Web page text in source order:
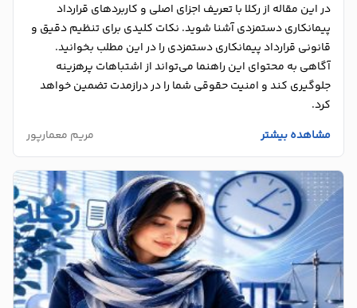
در این مقاله از رکلا با تعریف اجزای اصلی و کاربردهای قرارداد
پیمانکاری دستمزدی آشنا شوید. نکات کلیدی برای تنظیم دقیق و
قانونی قرارداد پیمانکاری دستمزدی را در این مطلب بخوانید.
آگاهی به محتوای این راهنما می‌تواند از اشتباهات پرهزینه
جلوگیری کند و امنیت حقوقی شما را در درازمدت تضمین خواهد
کرد.
مشاهده بیشتر
مریم معمارپور